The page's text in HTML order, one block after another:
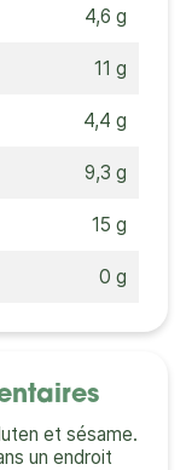
4,6 g
11 g
4,4 g
9,3 g
15 g
0 g
et sésame.
un endroit